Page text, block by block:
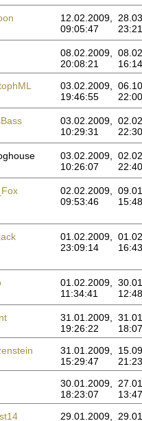
12.02.2009,
09:05:47
08.02.2009,
20:08:21
03.02.2009,
19:46:55
03.02.2009,
10:29:31
03.02.2009,
10:26:07
02.02.2009,
09:53:46
01.02.2009,
23:09:14
01.02.2009,
11:34:41
31.01.2009,
19:26:22
31.01.2009,
15:29:47
30.01.2009,
18:23:07
29.01.2009,